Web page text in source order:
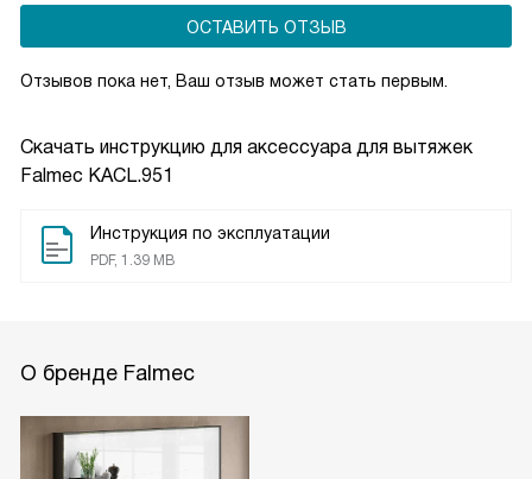
Скачать инструкцию для аксессуара для вытяжек
Falmec KACL.951
Инструкция по эксплуатации
PDF, 1.39 MB
ОСТАВИТЬ ОТЗЫВ
Отзывов пока нет, Ваш отзыв может стать первым.
О бренде Falmec